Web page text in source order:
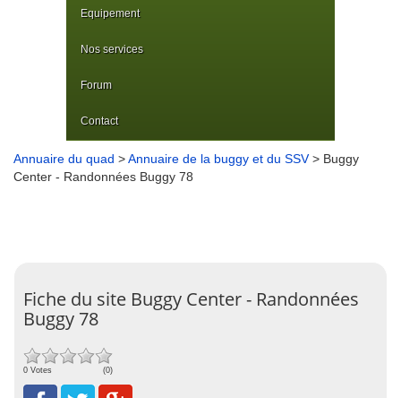
Equipement
Nos services
Forum
Contact
Annuaire du quad >Annuaire de la buggy et du SSV> Buggy
Center - Randonnées Buggy 78
Fiche du site Buggy Center - Randonnées
Buggy 78
0 Votes (0)